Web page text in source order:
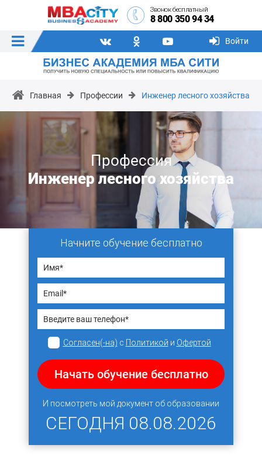
Звонок бесплатный
8 800 350 94 34
Войти
Главная Профессии Инженер лесного хозяйства
Профессия
Инженер лесного хозяйства
Начните обучение бесплатно
Согласен(-на) с Политикой и Офертой
Начать обучение бесплатно
И посмотреть мой документ об образовании
СЕГОДНЯ 08.08.2026